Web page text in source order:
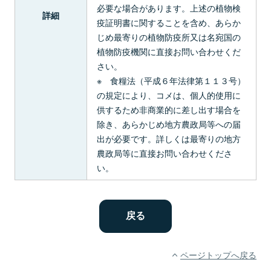
詳細
必要な場合があります。上述の植物検
疫証明書に関することを含め、あらか
じめ最寄りの植物防疫所又は名宛国の
植物防疫機関に直接お問い合わせくだ
さい。
※ 食糧法（平成６年法律第１１３号）
の規定により、コメは、個人的使用に
供するため非商業的に差し出す場合を
除き、あらかじめ地方農政局等への届
出が必要です。詳しくは最寄りの地方
農政局等に直接お問い合わせくださ
い。
ページトップへ戻る